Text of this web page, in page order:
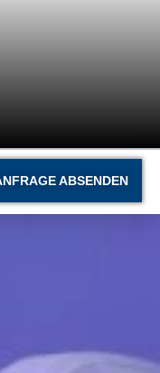
ABSENDEN